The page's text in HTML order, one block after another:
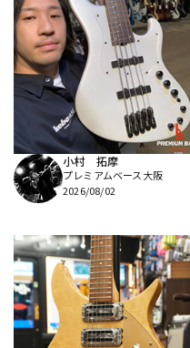
DTM オンライン納品
配信/ライブ機器
中古
小村 拓摩
プレミアムベース大阪
2026/08/02